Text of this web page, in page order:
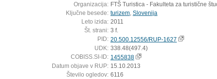
Organizacija: FTŠ Turistica - Fakulteta za turistične
Ključne besede: turizem Slovenija
Leto izida: 2011
Št. strani: 3 f.
PID: 20.500.12556/RUP-1627
UDK: 338.48(497.4)
COBISS.SI-ID: 1455838
Datum objave v RUP: 15.10.2013
Število ogledov: 6116